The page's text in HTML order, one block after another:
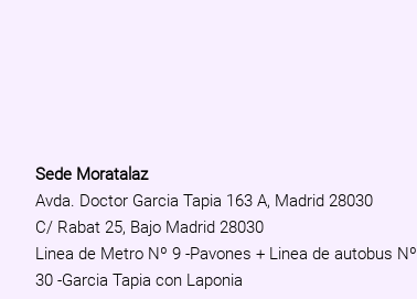
Sede Moratalaz
Avda. Doctor Garcia Tapia 163 A, Madrid 28030
C/ Rabat 25, Bajo Madrid 28030
Linea de Metro Nº 9 -Pavones + Linea de autobus Nº
30 -Garcia Tapia con Laponia